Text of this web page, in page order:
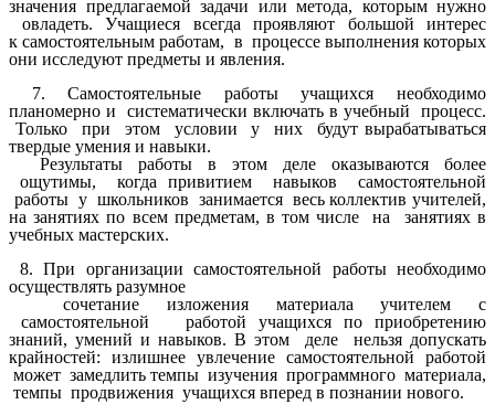
значения предлагаемой задачи или метода, которым нужно
овладеть. Учащиеся всегда проявляют большой интерес
к самостоятельным работам, в процессе выполнения которых
они исследуют предметы и явления.
7. Самостоятельные работы учащихся необходимо
планомерно и систематически включать в учебный процесс.
Только при этом условии у них будут вырабатываться
твердые умения и навыки.
Результаты работы в этом деле оказываются более
ощутимы, когда привитием навыков самостоятельной
работы у школьников занимается весь коллектив учителей,
на занятиях по всем предметам, в том числе на занятиях в
учебных мастерских.
8. При организации самостоятельной работы необходимо
осуществлять разумное
сочетание изложения материала учителем с
самостоятельной работой учащихся по приобретению
знаний, умений и навыков. В этом деле нельзя допускать
крайностей: излишнее увлечение самостоятельной работой
может замедлить темпы изучения программного материала,
темпы продвижения учащихся вперед в познании нового.